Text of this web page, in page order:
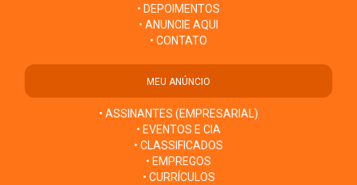
• DEPOIMENTOS
• ANUNCIE AQUI
• CONTATO
MEU ANÚNCIO
• ASSINANTES (EMPRESARIAL)
• EVENTOS E CIA
• CLASSIFICADOS
• EMPREGOS
• CURRÍCULOS